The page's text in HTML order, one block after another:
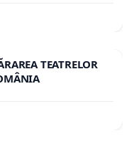
TEATRELOR